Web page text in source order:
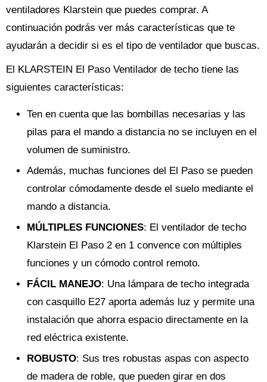
ventiladores Klarstein que puedes comprar. A
continuación podrás ver más características que te
ayudarán a decidir si es el tipo de ventilador que buscas.
El KLARSTEIN El Paso Ventilador de techo tiene las
siguientes características:
Ten en cuenta que las bombillas necesarias y las
pilas para el mando a distancia no se incluyen en el
volumen de suministro.
Además, muchas funciones del El Paso se pueden
controlar cómodamente desde el suelo mediante el
mando a distancia.
MÚLTIPLES FUNCIONES: El ventilador de techo
Klarstein El Paso 2 en 1 convence con múltiples
funciones y un cómodo control remoto.
FÁCIL MANEJO: Una lámpara de techo integrada
con casquillo E27 aporta además luz y permite una
instalación que ahorra espacio directamente en la
red eléctrica existente.
ROBUSTO: Sus tres robustas aspas con aspecto
de madera de roble, que pueden girar en dos